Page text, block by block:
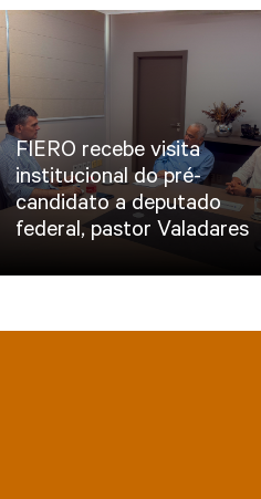
FIERO recebe visita
institucional do pré-
candidato a deputado
federal, pastor Valadares